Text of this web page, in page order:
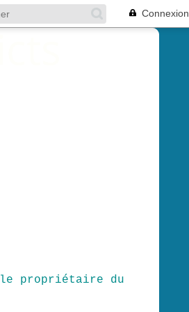
Connexion
propriétaire du